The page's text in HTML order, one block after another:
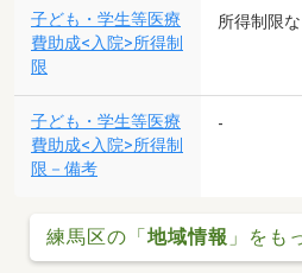
子ども・学生等医療
費助成<入院>所得制
限
所得制限
子ども・学生等医療
費助成<入院>所得制
限－備考
-
練馬区の「地域情報 」をも